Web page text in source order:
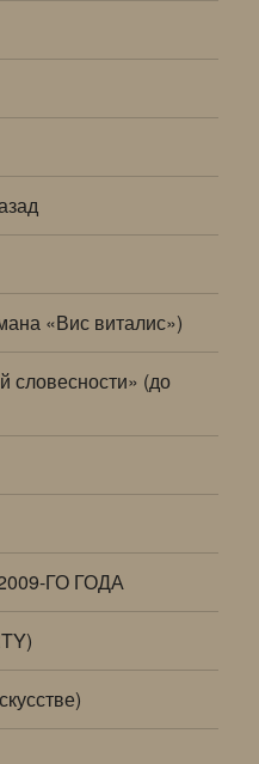
«Вис виталис»)
словесности» (до
ГО ГОДА